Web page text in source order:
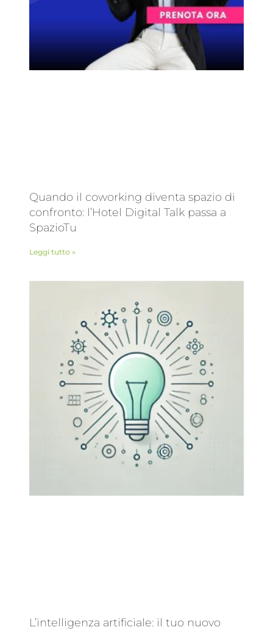
Quando il coworking diventa spazio di
confronto: l’Hotel Digital Talk passa a
SpazioTu
Leggi tutto »
L’intelligenza artificiale: il tuo nuovo